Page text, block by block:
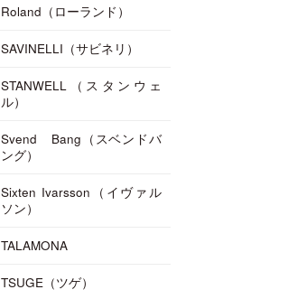
Roland（ローランド）
SAVINELLI（サビネリ）
STANWELL（スタンウェ
ル）
Svend Bang（スベンドバ
ング）
Sixten Ivarsson（イヴァル
ソン）
TALAMONA
TSUGE（ツゲ）